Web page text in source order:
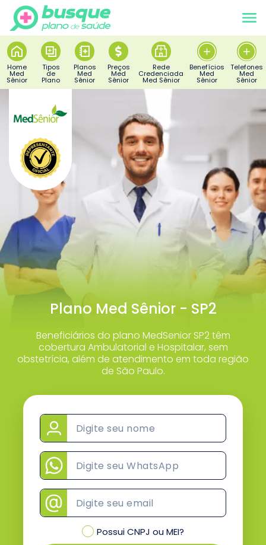
Home
Med
Sênior
Tipos
de
Plano
Planos
Med
Sênior
Preços
Med
Sênior
Rede
Credenciada
Med Sênior
Benefícios
Med
Sênior
Telefones
Med
Sênior
Plano Med Sênior - SP2
Beneficiários do plano MedSenior SP2 têm
cobertura Ambulatorial e Hospitalar, sem
obstetrícia, além de atendimento em toda região
de São Paulo.
Possui CNPJ ou MEI?